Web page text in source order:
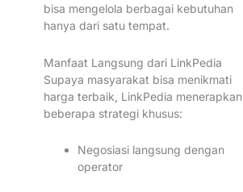
bisa mengelola berbagai kebutuhan
hanya dari satu tempat.
Manfaat Langsung dari LinkPedia
Supaya masyarakat bisa menikmati
harga terbaik, LinkPedia menerapkan
beberapa strategi khusus:
Negosiasi langsung dengan
operator